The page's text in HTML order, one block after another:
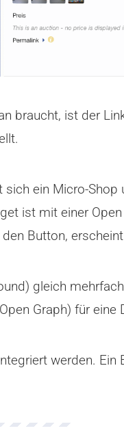
braucht, ist der
ein Micro-
ist mit einer
Button,
gleich
Graph) für eine
werden.